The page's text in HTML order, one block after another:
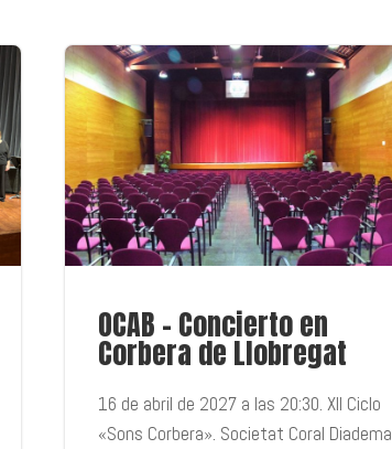
OCAB – Concierto en
Corbera de Llobregat
16 de abril de 2027 a las 20:30. XII Ciclo
«Sons Corbera». Societat Coral Diadema